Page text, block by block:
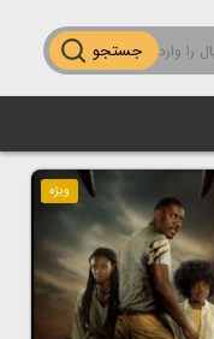
جستجو
ویژه